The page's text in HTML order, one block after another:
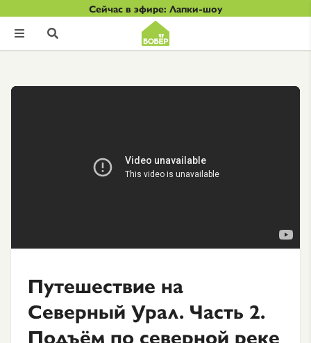
Сейчас в эфире: Лапки-шоу
 
Путешествие на
Северный Урал. Часть 2.
Подъём по северной реке